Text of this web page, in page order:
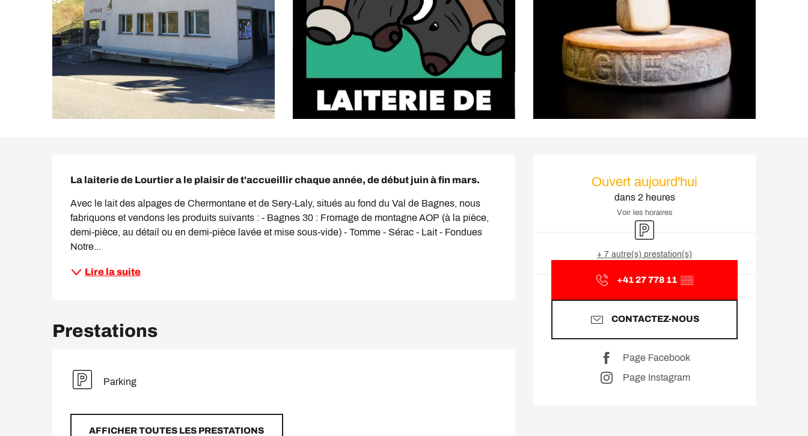
Ouvert aujourd'hui
dans 2 heures
Voir les horaires
Parking
+ 7 autre(s) prestation(s)
+41 27 778 11 ▒▒
CONTACTEZ-NOUS
Page Facebook
Page Instagram
La laiterie de Lourtier a le plaisir de t'accueillir chaque année, de début juin à fin mars.
Avec le lait des alpages de Chermontane et de Sery-Laly, situés au fond du Val de Bagnes, nous
fabriquons et vendons les produits suivants : - Bagnes 30 : Fromage de montagne AOP (à la pièce,
demi-pièce, au détail ou en demi-pièce lavée et mise sous-vide) - Tomme - Sérac - Lait - Fondues
Notre...
Lire la suite
Prestations
Parking
AFFICHER TOUTES LES PRESTATIONS